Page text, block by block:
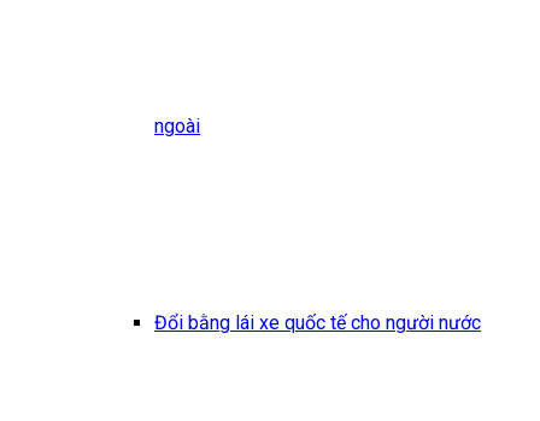
ngoài
Đổi bằng lái xe quốc tế cho người nước